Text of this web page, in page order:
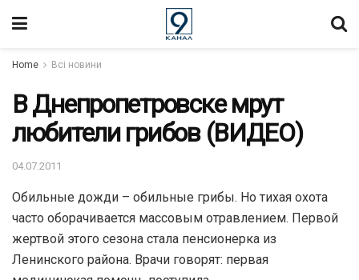
Home Всі новини
В Днепропетровске мрут
любители грибов (ВИДЕО)
04.07.2011
Обильные дожди – обильные грибы. Но тихая охота
часто оборачивается массовым отравлением. Первой
жертвой этого сезона стала пенсионерка из
Ленинского района. Врачи говорят: первая